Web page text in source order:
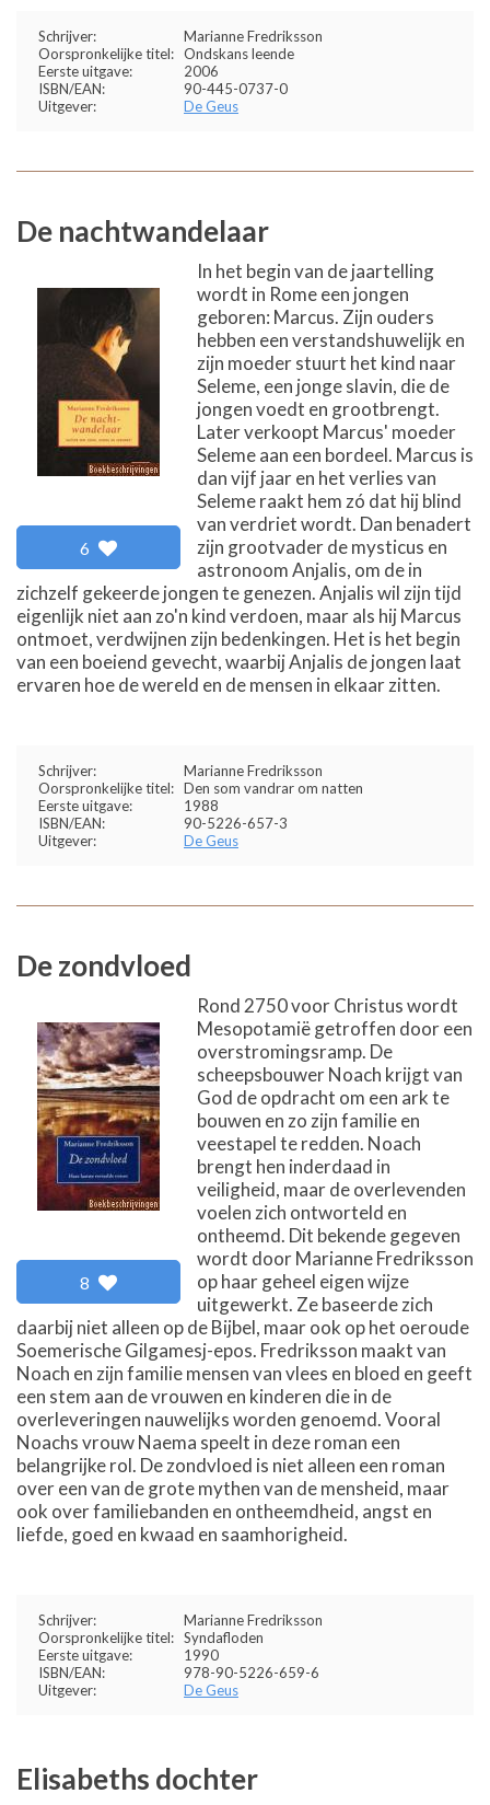
Schrijver:
Marianne Fredriksson
Oorspronkelijke titel: Ondskans leende
Eerste uitgave:
2006
ISBN/EAN:
90-445-0737-0
Uitgever:
De Geus
De nachtwandelaar
6
In het begin van de jaartelling
wordt in Rome een jongen
geboren: Marcus. Zijn ouders
hebben een verstandshuwelijk en
zijn moeder stuurt het kind naar
Seleme, een jonge slavin, die de
jongen voedt en grootbrengt.
Later verkoopt Marcus' moeder
Seleme aan een bordeel. Marcus is
dan vijf jaar en het verlies van
Seleme raakt hem zó dat hij blind
van verdriet wordt. Dan benadert
zijn grootvader de mysticus en
astronoom Anjalis, om de in
zichzelf gekeerde jongen te genezen. Anjalis wil zijn tijd
eigenlijk niet aan zo'n kind verdoen, maar als hij Marcus
ontmoet, verdwijnen zijn bedenkingen. Het is het begin
van een boeiend gevecht, waarbij Anjalis de jongen laat
ervaren hoe de wereld en de mensen in elkaar zitten.
Schrijver:
Marianne Fredriksson
Oorspronkelijke titel: Den som vandrar om natten
Eerste uitgave:
1988
ISBN/EAN:
90-5226-657-3
Uitgever:
De Geus
De zondvloed
8
Rond 2750 voor Christus wordt
Mesopotamië getroffen door een
overstromingsramp. De
scheepsbouwer Noach krijgt van
God de opdracht om een ark te
bouwen en zo zijn familie en
veestapel te redden. Noach
brengt hen inderdaad in
veiligheid, maar de overlevenden
voelen zich ontworteld en
ontheemd. Dit bekende gegeven
wordt door Marianne Fredriksson
op haar geheel eigen wijze
uitgewerkt. Ze baseerde zich
daarbij niet alleen op de Bijbel, maar ook op het oeroude
Soemerische Gilgamesj-epos. Fredriksson maakt van
Noach en zijn familie mensen van vlees en bloed en geeft
een stem aan de vrouwen en kinderen die in de
overleveringen nauwelijks worden genoemd. Vooral
Noachs vrouw Naema speelt in deze roman een
belangrijke rol. De zondvloed is niet alleen een roman
over een van de grote mythen van de mensheid, maar
ook over familiebanden en ontheemdheid, angst en
liefde, goed en kwaad en saamhorigheid.
Schrijver:
Marianne Fredriksson
Oorspronkelijke titel: Syndafloden
Eerste uitgave:
1990
ISBN/EAN:
978-90-5226-659-6
Uitgever:
De Geus
Elisabeths dochter